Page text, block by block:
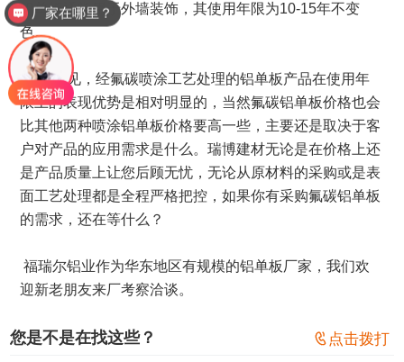
铝单板通常用于外墙装饰，其使用年限为10-15年不变
色。
由此可见，经氟碳喷涂工艺处理的铝单板产品在使用年
限上的表现优势是相对明显的，当然氟碳铝单板价格也会
比其他两种喷涂铝单板价格要高一些，主要还是取决于客
户对产品的应用需求是什么。瑞博建材无论是在价格上还
是产品质量上让您后顾无忧，无论从原材料的采购或是表
面工艺处理都是全程严格把控，如果你有采购氟碳铝单板
的需求，还在等什么？
福瑞尔铝业作为华东地区有规模的铝单板厂家，我们欢
迎新老朋友来厂考察洽谈。
您是不是在找这些？  点击拨打
厂家在哪里？